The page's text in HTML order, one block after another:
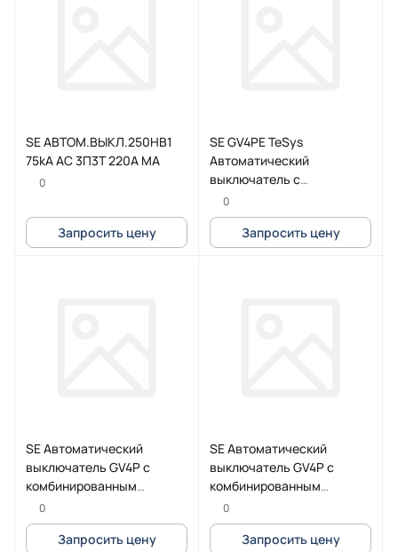
SE АВТОМ.ВЫКЛ.250HB1
75kA AC 3П3Т 220A MA
0
Запросить цену
SE GV4PE TeSys
Автоматический
выключатель с
комбинированным
расцепителем 50A 100kA
зажим Everlink
0
Запросить цену
SE Автоматический
выключатель GV4P с
комбинированным
расцепителем 115A 25kA
зажим под кольцевой
наконечник
0
Запросить цену
SE Автоматический
выключатель GV4P с
комбинированным
расцепителем 25A 50kA
зажим Everlink
0
Запросить цену